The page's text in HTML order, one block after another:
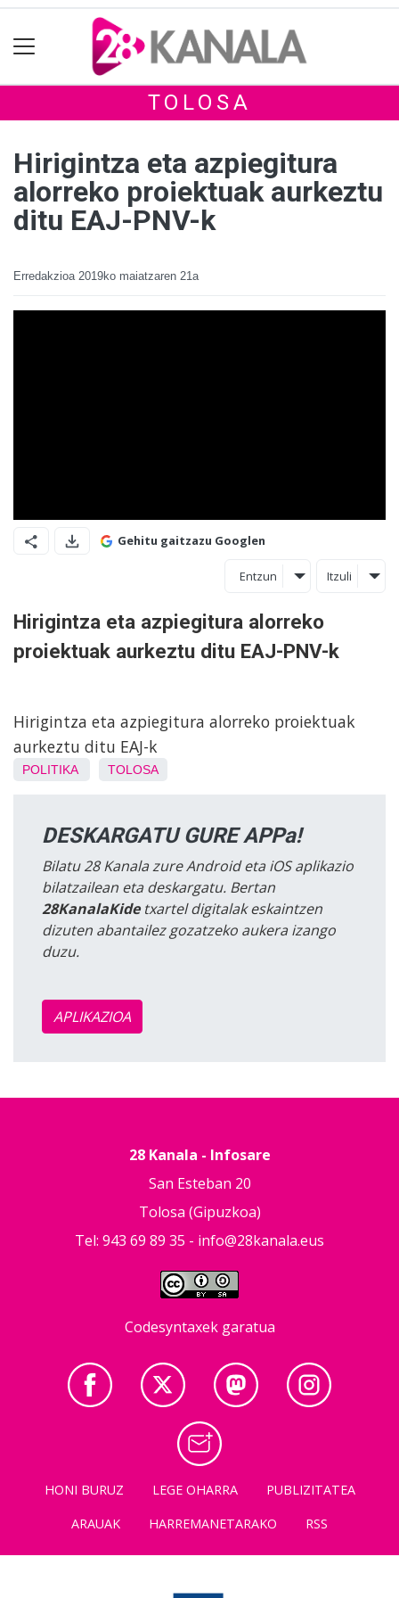
TOLOSA
Hirigintza eta azpiegitura
alorreko proiektuak aurkeztu
ditu EAJ-PNV-k
Erredakzioa 2019ko maiatzaren 21a
Gehitu gaitzazu Googlen
Entzun Itzuli
Hirigintza eta azpiegitura alorreko
proiektuak aurkeztu ditu EAJ-PNV-k
Hirigintza eta azpiegitura alorreko proiektuak
aurkeztu ditu EAJ-k
POLITIKA TOLOSA
DESKARGATU GURE APPa!
Bilatu 28 Kanala zure Android eta iOS aplikazio
bilatzailean eta deskargatu. Bertan
28KanalaKidetxartel digitalak eskaintzen
dizuten abantailez gozatzeko aukera izango
duzu.
APLIKAZIOA
28 Kanala - Infosare
San Esteban 20
Tolosa (Gipuzkoa)
Tel: 943 69 89 35 - info@28kanala.eus
Codesyntaxek garatua
HONI BURUZ LEGE OHARRA
PUBLIZITATEA
ARAUAK
HARREMANETARAKO RSS